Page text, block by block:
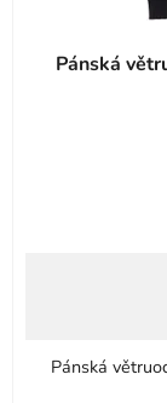
Pánská
Pánská